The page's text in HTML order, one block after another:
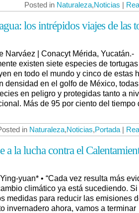
Posted in Naturaleza,Noticias |
los intrépidos viajes de las
Narváez | Conacyt Mérida, Yucatán.-
existen siete especies de
en todo el mundo y cinco de estas
densidad en el golfo de México, todas
en peligro y protegidas tanto a
Más de 95 por ciento del tiempo
in Naturaleza,Noticias,Portada |
a la lucha contra el
yuan* • “Cada vez resulta más
climático ya está sucediendo. Si
medidas para reducir las emisiones
invernadero ahora, vamos a terminar